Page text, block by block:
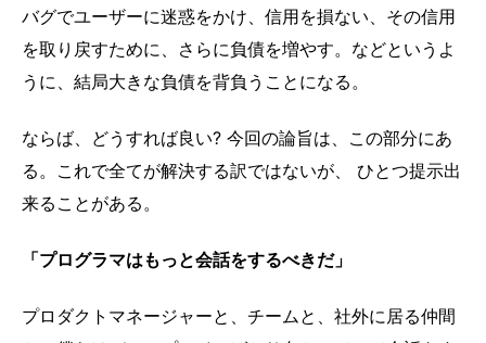
バグでユーザーに迷惑をかけ、信用を損ない、その信用
を取り戻すために、さらに負債を増やす。などというよ
うに、結局大きな負債を背負うことになる。
ならば、どうすれば良い? 今回の論旨は、この部分にあ
る。これで全てが解決する訳ではないが、 ひとつ提示出
来ることがある。
「プログラマはもっと会話をするべきだ」
プロダクトマネージャーと、チームと、社外に居る仲間